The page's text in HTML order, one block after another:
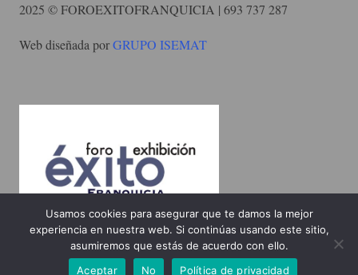
2025 © FOROEXITOFRANQUICIA | 693 737 287
Web diseñada porGRUPO ISEMAT
Usamos cookies para asegurar que te damos la mejor
experiencia en nuestra web. Si continúas usando este sitio,
asumiremos que estás de acuerdo con ello.
Aceptar
No Política de privacidad